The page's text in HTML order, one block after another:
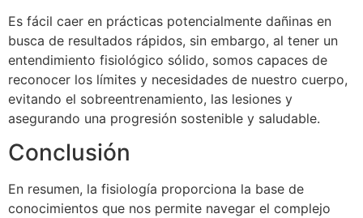
Es fácil caer en prácticas potencialmente dañinas en
busca de resultados rápidos, sin embargo, al tener un
entendimiento fisiológico sólido, somos capaces de
reconocer los límites y necesidades de nuestro cuerpo,
evitando el sobreentrenamiento, las lesiones y
asegurando una progresión sostenible y saludable.
Conclusión
En resumen, la fisiología proporciona la base de
conocimientos que nos permite navegar el complejo